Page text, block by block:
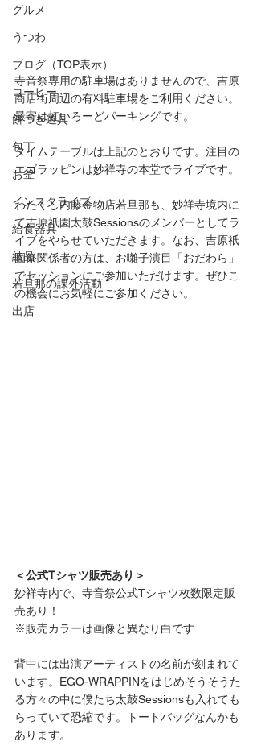
グルメ
うつわ
ブログ（TOP表示）
コーヒー
餅つき道具
包丁
お釜
インスタライブ
給食器具
納品
若旦那の課外活動
出店
寺音祭専用の駐車場はありませんので、吉原
商店街周辺の有料駐車場をご利用ください。
最寄は虹いろーどパーキングです。
タイムテーブルは上記のとおりです。注目の
エゴラッピンは妙祥寺の本堂でライブです。
わたくし内藤金物店若旦那も、妙祥寺境内に
て吉原祇園太鼓Sessionsのメンバーとしてラ
イブをやらせていただきます。なお、吉原祇
園祭関係者の方は、お囃子演目「おだわら」
でセッションにご参加いただけます。ぜひこ
の機会にお気軽にご参加ください。
＜公式Tシャツ販売あり＞
妙祥寺内で、寺音祭公式Tシャツ枚数限定販
売あり！
※販売カラーは画像と異なり白です
背中には出演アーティストの名前が刻まれて
います。EGO-WRAPPINをはじめそうそうた
る方々の中に僕たち太鼓Sessionsも入れても
らっていて恐縮です。トートバッグなんかも
あります。